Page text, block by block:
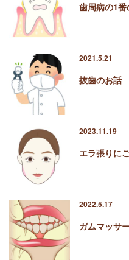
歯周病の1
2021.5.21
抜歯のお話
2023.11.19
エラ張りに
2022.5.17
ガムマッサ